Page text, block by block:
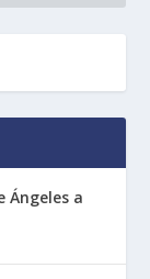
Ángeles a